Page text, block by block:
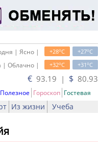
+27oC
+28oC
| Ясно |
+31oC
+32oC
| Облачно |
€ 93.19 | $ 80.93
Полезное Гороскоп Гостевая
Из жизни Учеба